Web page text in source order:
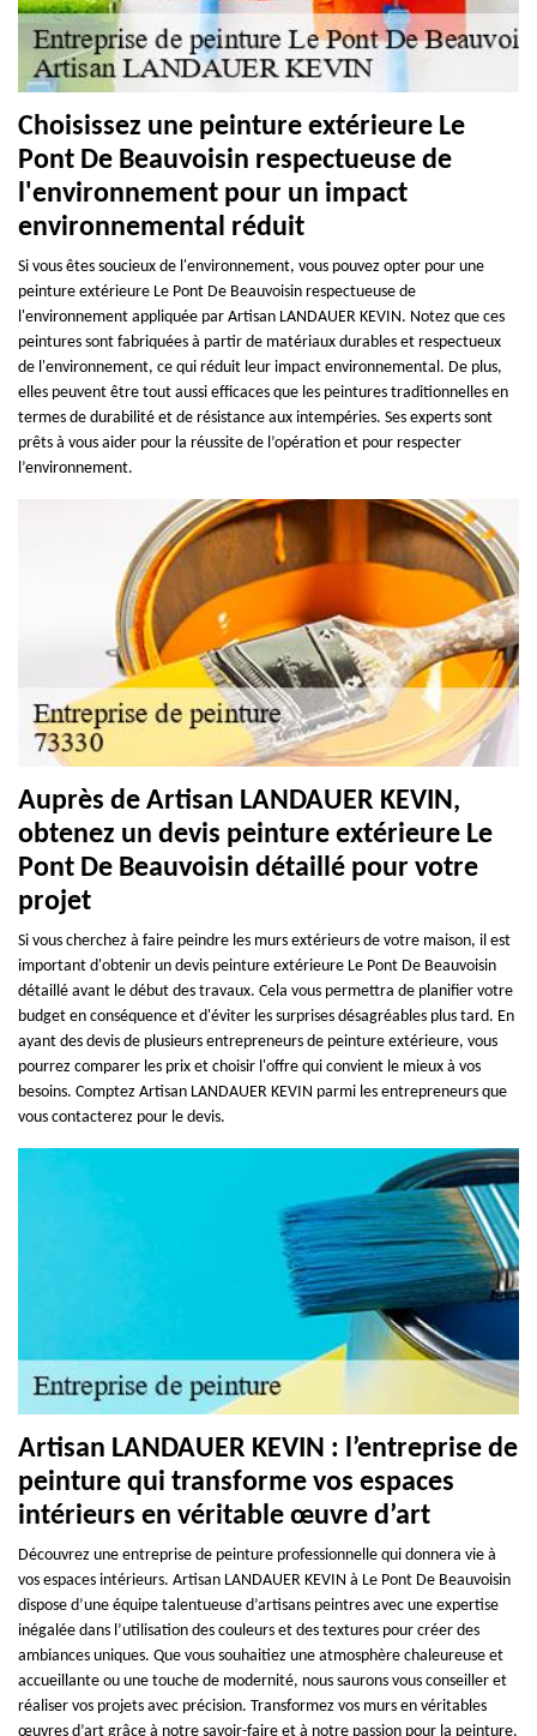
Choisissez une peinture extérieure Le
Pont De Beauvoisin respectueuse de
l'environnement pour un impact
environnemental réduit
Si vous êtes soucieux de l'environnement, vous pouvez opter pour une
peinture extérieure Le Pont De Beauvoisin respectueuse de
l'environnement appliquée par Artisan LANDAUER KEVIN. Notez que ces
peintures sont fabriquées à partir de matériaux durables et respectueux
de l'environnement, ce qui réduit leur impact environnemental. De plus,
elles peuvent être tout aussi efficaces que les peintures traditionnelles en
termes de durabilité et de résistance aux intempéries. Ses experts sont
prêts à vous aider pour la réussite de l’opération et pour respecter
l’environnement.
Auprès de Artisan LANDAUER KEVIN,
obtenez un devis peinture extérieure Le
Pont De Beauvoisin détaillé pour votre
projet
Si vous cherchez à faire peindre les murs extérieurs de votre maison, il est
important d'obtenir un devis peinture extérieure Le Pont De Beauvoisin
détaillé avant le début des travaux. Cela vous permettra de planifier votre
budget en conséquence et d'éviter les surprises désagréables plus tard. En
ayant des devis de plusieurs entrepreneurs de peinture extérieure, vous
pourrez comparer les prix et choisir l'offre qui convient le mieux à vos
besoins. Comptez Artisan LANDAUER KEVIN parmi les entrepreneurs que
vous contacterez pour le devis.
Artisan LANDAUER KEVIN : l’entreprise de
peinture qui transforme vos espaces
intérieurs en véritable œuvre d’art
Découvrez une entreprise de peinture professionnelle qui donnera vie à
vos espaces intérieurs. Artisan LANDAUER KEVIN à Le Pont De Beauvoisin
dispose d’une équipe talentueuse d’artisans peintres avec une expertise
inégalée dans l’utilisation des couleurs et des textures pour créer des
ambiances uniques. Que vous souhaitiez une atmosphère chaleureuse et
accueillante ou une touche de modernité, nous saurons vous conseiller et
réaliser vos projets avec précision. Transformez vos murs en véritables
œuvres d’art grâce à notre savoir-faire et à notre passion pour la peinture.